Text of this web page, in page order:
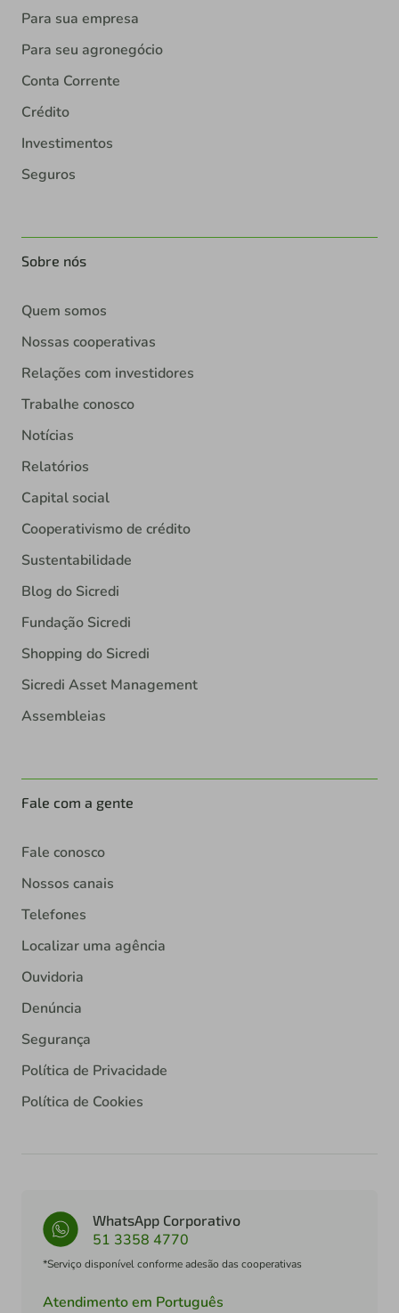
Para sua empresa
Para seu agronegócio
Conta Corrente
Crédito
Investimentos
Seguros
Sobre nós
Quem somos
Nossas cooperativas
Relações com investidores
Trabalhe conosco
Notícias
Relatórios
Capital social
Cooperativismo de crédito
Sustentabilidade
Blog do Sicredi
Fundação Sicredi
Shopping do Sicredi
Sicredi Asset Management
Assembleias
Fale com a gente
Fale conosco
Nossos canais
Telefones
Localizar uma agência
Ouvidoria
Denúncia
Segurança
Política de Privacidade
Política de Cookies
WhatsApp Corporativo
51 3358 4770
*Serviço disponível conforme adesão das cooperativas
Atendimento em Português